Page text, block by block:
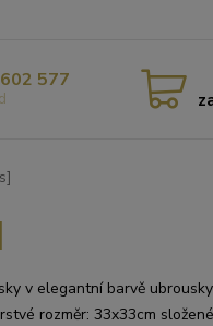
577
v elegantní barvě
rozměr: 33x33cm